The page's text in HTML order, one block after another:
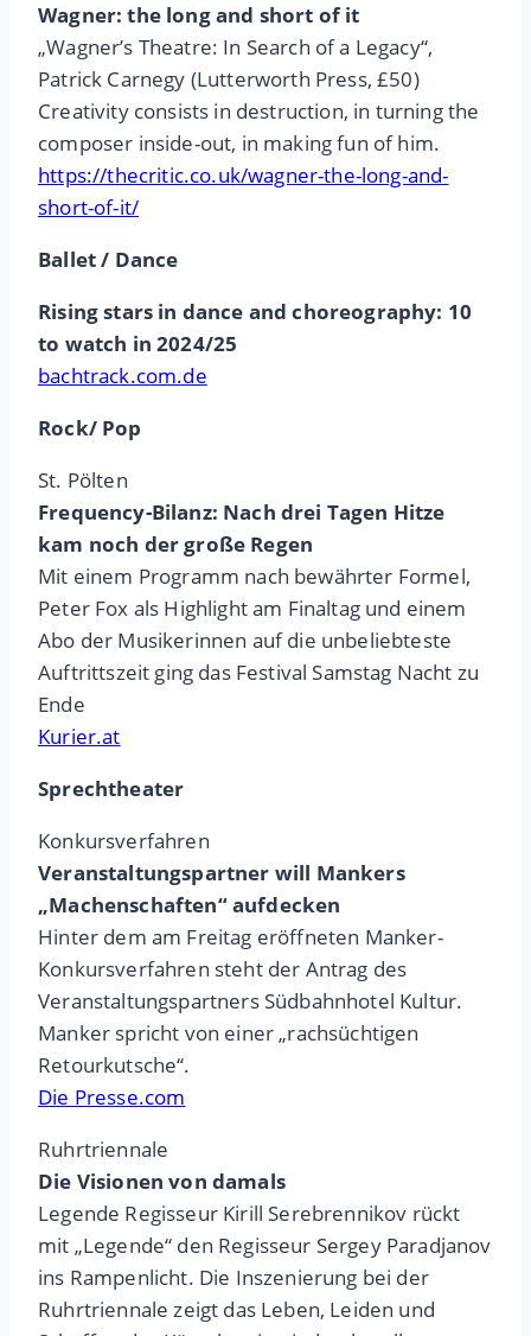
Wagner: the long and short of it
„Wagner’s Theatre: In Search of a Legacy“,
Patrick Carnegy (Lutterworth Press, £50)
Creativity consists in destruction, in turning the
composer inside-out, in making fun of him.
https://thecritic.co.uk/wagner-the-long-and-
short-of-it/
Ballet / Dance
Rising stars in dance and choreography: 10
to watch in 2024/25
bachtrack.com.de
Rock/ Pop
St. Pölten
Frequency-Bilanz: Nach drei Tagen Hitze
kam noch der große Regen
Mit einem Programm nach bewährter Formel,
Peter Fox als Highlight am Finaltag und einem
Abo der Musikerinnen auf die unbeliebteste
Auftrittszeit ging das Festival Samstag Nacht zu
Ende
Kurier.at
Sprechtheater
Konkursverfahren
Veranstaltungspartner will Mankers
„Machenschaften“ aufdecken
Hinter dem am Freitag eröffneten Manker-
Konkursverfahren steht der Antrag des
Veranstaltungspartners Südbahnhotel Kultur.
Manker spricht von einer „rachsüchtigen
Retourkutsche“.
Die Presse.com
Ruhrtriennale
Die Visionen von damals
Legende Regisseur Kirill Serebrennikov rückt
mit „Legende“ den Regisseur Sergey Paradjanov
ins Rampenlicht. Die Inszenierung bei der
Ruhrtriennale zeigt das Leben, Leiden und